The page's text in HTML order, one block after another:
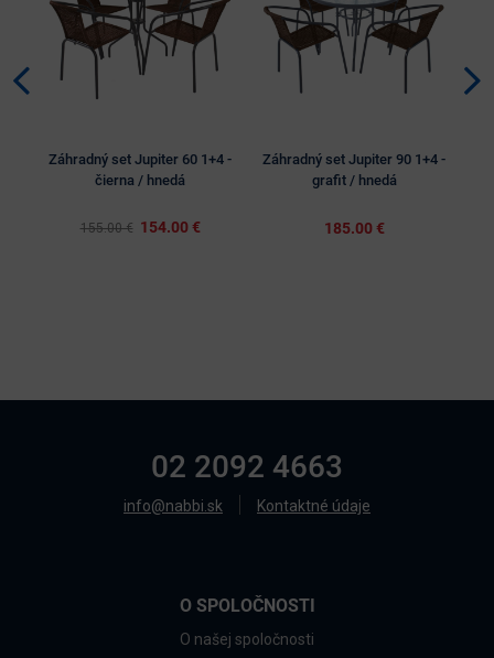
Záhradný set Jupiter 60 1+4 -
čierna / hnedá
155.00 € 154.00 €
Záhradný set Jupiter 90 1+4 -
grafit / hnedá
185.00 €
02 2092 4663
info@nabbi.sk Kontaktné údaje
O SPOLOČNOSTI
O našej spoločnosti